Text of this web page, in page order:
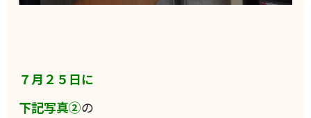
７月２５日に
下記写真②の